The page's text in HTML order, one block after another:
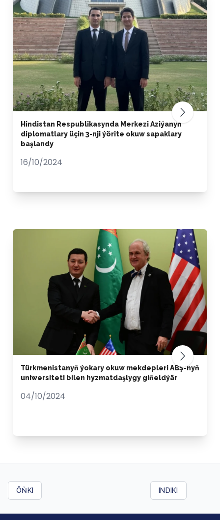
Hindistan Respublikasynda Merkezi Aziýanyň
diplomatlary üçin 3-nji ýörite okuw sapaklary
başlandy
16/10/2024
Türkmenistanyň ýokary okuw mekdepleri ABŞ-nyň
uniwersiteti bilen hyzmatdaşlygy giňeldýär
04/10/2024
ÖŇKI INDIKI